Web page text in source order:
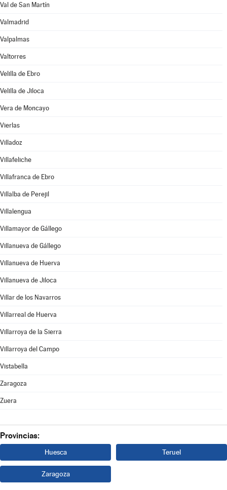
Val de San Martín
Valmadrid
Valpalmas
Valtorres
Velilla de Ebro
Velilla de Jiloca
Vera de Moncayo
Vierlas
Villadoz
Villafeliche
Villafranca de Ebro
Villalba de Perejil
Villalengua
Villamayor de Gállego
Villanueva de Gállego
Villanueva de Huerva
Villanueva de Jiloca
Villar de los Navarros
Villarreal de Huerva
Villarroya de la Sierra
Villarroya del Campo
Vistabella
Zaragoza
Zuera
Provincias:
Huesca Teruel
Zaragoza